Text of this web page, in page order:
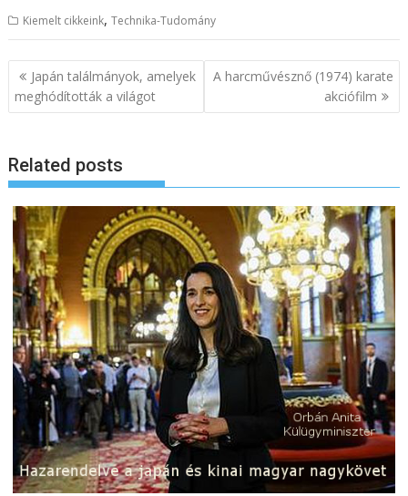
Kiemelt cikkeink,Technika-Tudomány
B
e
g
y
z
é
s
n
a
v
i
g
á
ó
Japán találmányok, amelyek
meghódították a világot
A harcművésznő (1974) karate
akciófilm
Related posts